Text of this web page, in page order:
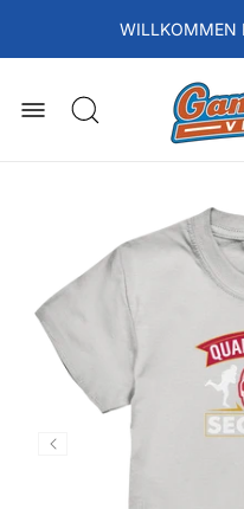
WILLKOMMEN